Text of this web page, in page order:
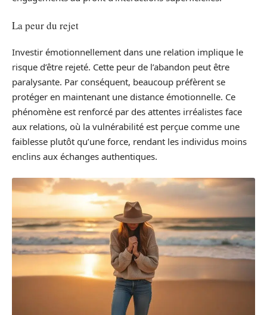
La peur du rejet
Investir émotionnellement dans une relation implique le
risque d’être rejeté. Cette peur de l’abandon peut être
paralysante. Par conséquent, beaucoup préfèrent se
protéger en maintenant une distance émotionnelle. Ce
phénomène est renforcé par des attentes irréalistes face
aux relations, où la vulnérabilité est perçue comme une
faiblesse plutôt qu’une force, rendant les individus moins
enclins aux échanges authentiques.